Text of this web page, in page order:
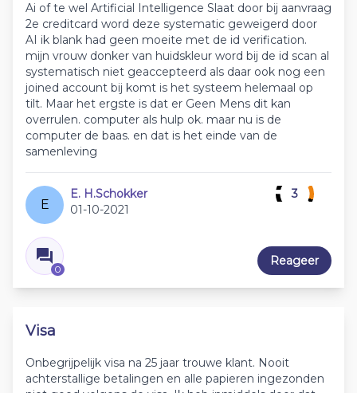
Ai of te wel Artificial Intelligence Slaat door bij aanvraag
2e creditcard word deze systematic geweigerd door
AI ik blank had geen moeite met de id verification.
mijn vrouw donker van huidskleur word bij de id scan al
systematisch niet geaccepteerd als daar ook nog een
joined account bij komt is het systeem helemaal op
tilt. Maar het ergste is dat er Geen Mens dit kan
overrulen. computer als hulp ok. maar nu is de
computer de baas. en dat is het einde van de
samenleving
E
E. H.Schokker
01-10-2021
0
3
Reageer
Visa
Onbegrijpelijk visa na 25 jaar trouwe klant. Nooit
achterstallige betalingen en alle papieren ingezonden